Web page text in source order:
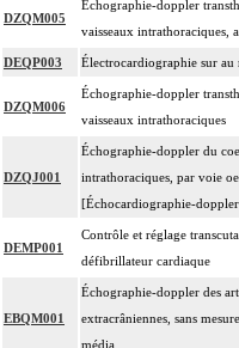
DZQM005
Échographie-doppler
vaisseaux intrathoraciques,
DEQP003 Électrocardiographie sur
DZQM006
Échographie-doppler
vaisseaux intrathoraciques
DZQJ001
Échographie-doppler du
intrathoraciques, par voie
[Échocardiographie-
DEMP001
Contrôle et réglage
défibrillateur cardiaque
EBQM001
Échographie-doppler des
extracrâniennes, sans
média